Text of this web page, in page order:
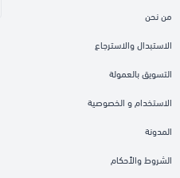
من نحن
الاستبدال والاسترجاع
التسويق بالعمولة
الاستخدام و الخصوصية
المدونة
الشروط والأحكام